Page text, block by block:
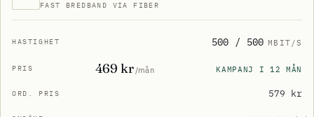
FAST BREDBAND VIA FIBER
500 / 500 MBIT/S
469 kr /mån KAMPANJ I 12 MÅN
579 kr